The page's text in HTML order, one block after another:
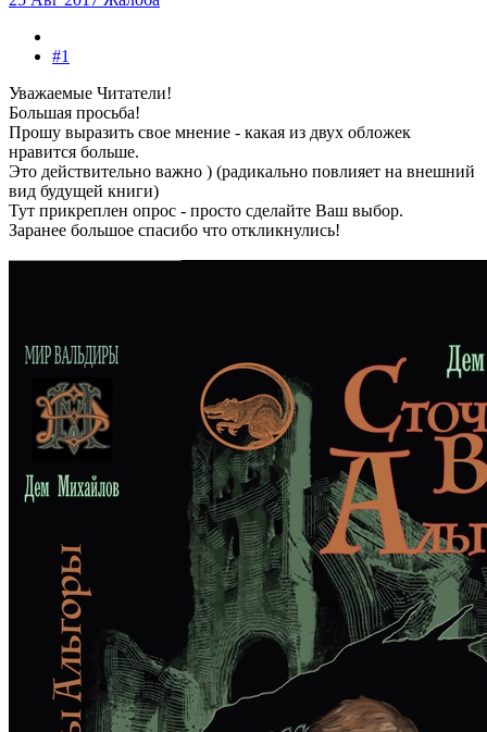
#1
Уважаемые Читатели!
Большая просьба!
Прошу выразить свое мнение - какая из двух обложек
нравится больше.
Это действительно важно ) (радикально повлияет на внешний
вид будущей книги)
Тут прикреплен опрос - просто сделайте Ваш выбор.
Заранее большое спасибо что откликнулись!